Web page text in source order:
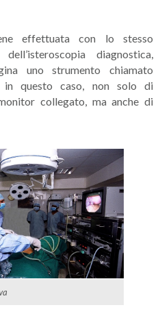
effettuata con lo stesso
diagnostica,
uno strumento chiamato
in questo caso, non solo di
collegato, ma anche di